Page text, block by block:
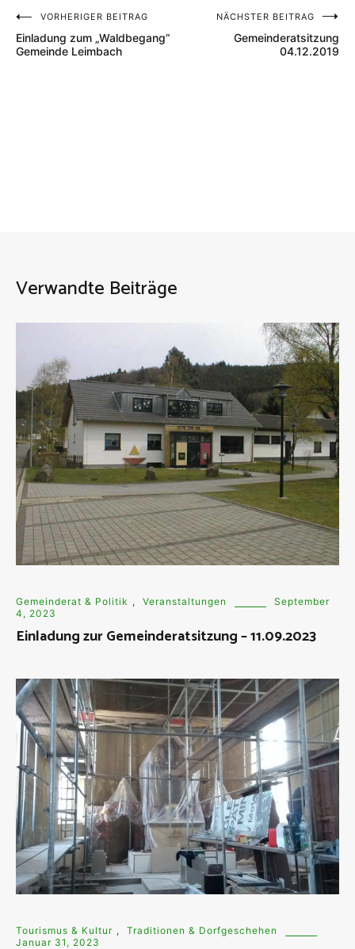
Beitragsnavigation
VORHERIGER BEITRAG
Einladung zum „Waldbegang“
Gemeinde Leimbach
NÄCHSTER BEITRAG
Gemeinderatsitzung
04.12.2019
Verwandte Beiträge
Gemeinderat & Politik , Veranstaltungen
September
4, 2023
Einladung zur Gemeinderatsitzung – 11.09.2023
Tourismus & Kultur ,
Traditionen & Dorfgeschehen
Januar 31, 2023